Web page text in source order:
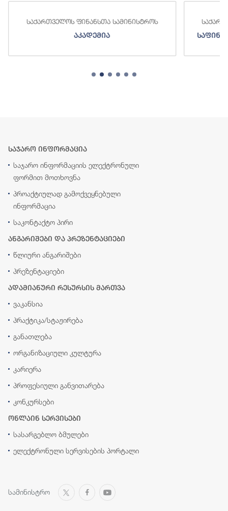
საქართველოს ფინანსთა სამინისტროს
აკადემია
საჯარო ინფორმაცია
საჯარო ინფორმაციის ელექტრონული
ფორმით მოთხოვნა
პროაქტიულად გამოქვეყნებული
ინფორმაცია
საკონტაქტო პირი
ანგარიშები და პრეზენტაციები
წლიური ანგარიშები
პრეზენტაციები
ადამიანური რესურსის მართვა
ვაკანსია
პრაქტიკა/სტაჟირება
განათლება
ორგანიზაციული კულტურა
კარიერა
პროფესიული განვითარება
კონკურსები
ონლაინ სერვისები
სასარგებლო ბმულები
ელექტრონული სერვისების პორტალი
სამინისტრო